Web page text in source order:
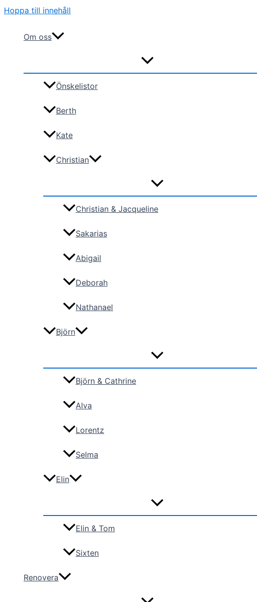
Hoppa till innehåll
Om oss
Önskelistor
Berth
Kate
Christian
Christian & Jacqueline
Sakarias
Abigail
Deborah
Nathanael
Björn
Björn & Cathrine
Alva
Lorentz
Selma
Elin
Elin & Tom
Sixten
Renovera